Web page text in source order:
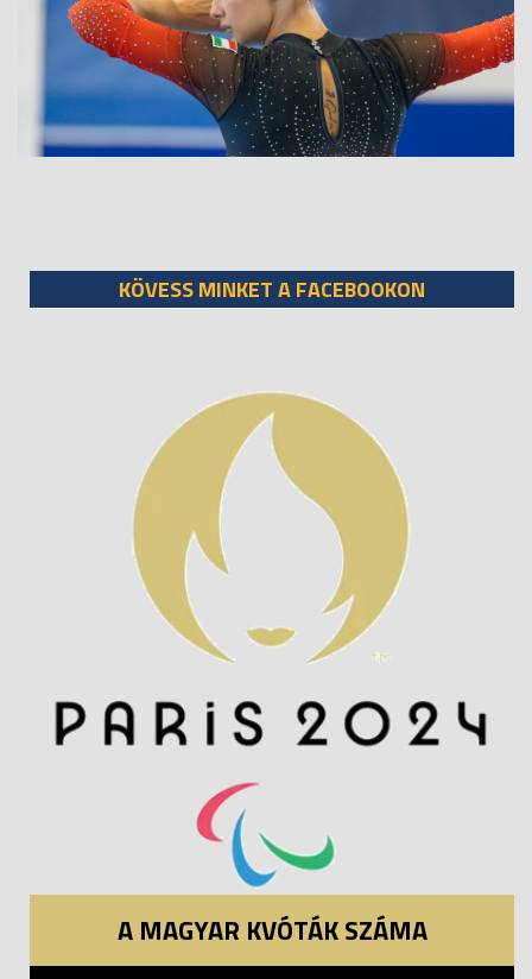
KÖVESS MINKET A FACEBOOKON
A MAGYAR KVÓTÁK SZÁMA